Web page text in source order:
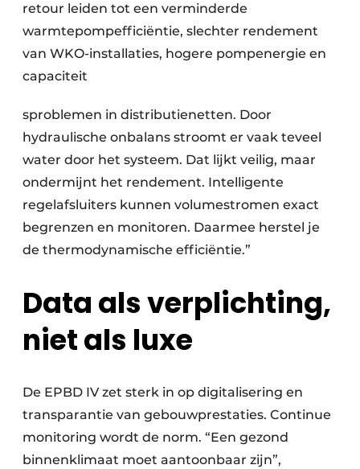
retour leiden tot een verminderde
warmtepompefficiëntie, slechter rendement
van WKO-installaties, hogere pompenergie en
capaciteit
sproblemen in distributienetten. Door
hydraulische onbalans stroomt er vaak teveel
water door het systeem. Dat lijkt veilig, maar
ondermijnt het rendement. Intelligente
regelafsluiters kunnen volumestromen exact
begrenzen en monitoren. Daarmee herstel je
de thermodynamische efficiëntie.”
Data als verplichting,
niet als luxe
De EPBD IV zet sterk in op digitalisering en
transparantie van gebouwprestaties. Continue
monitoring wordt de norm. “Een gezond
binnenklimaat moet aantoonbaar zijn”,